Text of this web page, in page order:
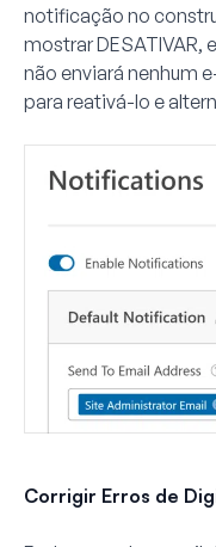
notificação no
mostrarDESATIVAR,
não enviará nenhum
para reativá-lo e
Corrigir Erros de